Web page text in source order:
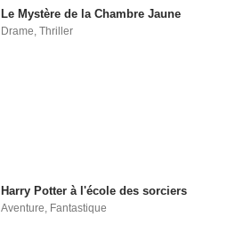
Le Mystère de la Chambre Jaune
Drame,Thriller
Harry Potter à l'école des sorciers
Aventure Fantastique